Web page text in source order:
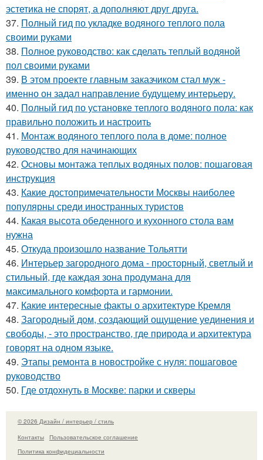
эстетика не спорят, а дополняют друг друга.
37. Полный гид по укладке водяного теплого пола
своими руками
38. Полное руководство: как сделать теплый водяной
пол своими руками
39. В этом проекте главным заказчиком стал муж -
именно он задал направление будущему интерьеру.
40. Полный гид по установке теплого водяного пола: как
правильно положить и настроить
41. Монтаж водяного теплого пола в доме: полное
руководство для начинающих
42. Основы монтажа теплых водяных полов: пошаговая
инструкция
43. Какие достопримечательности Москвы наиболее
популярны среди иностранных туристов
44. Какая высота обеденного и кухонного стола вам
нужна
45. Откуда произошло название Тольятти
46. Интерьер загородного дома - просторный, светлый и
стильный, где каждая зона продумана для
максимального комфорта и гармонии.
47. Какие интересные факты о архитектуре Кремля
48. Загородный дом, создающий ощущение уединения и
свободы, - это пространство, где природа и архитектура
говорят на одном языке.
49. Этапы ремонта в новостройке с нуля: пошаговое
руководство
50. Где отдохнуть в Москве: парки и скверы
© 2026 Дизайн / интерьер / стиль
Контакты
Пользовательское соглашение
Политика конфидециальности